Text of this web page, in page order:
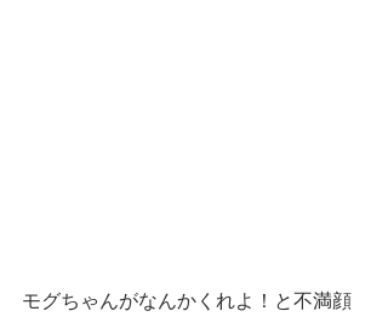
モグちゃんがなんかくれよ！と不満顔